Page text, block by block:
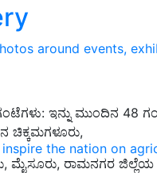
around events,
the nation on
ಇನ್ನು ಮುಂದಿನ 48
ಚಿಕ್ಕಮಗಳೂರು,
ಮೈಸೂರು, ರಾಮನಗರ